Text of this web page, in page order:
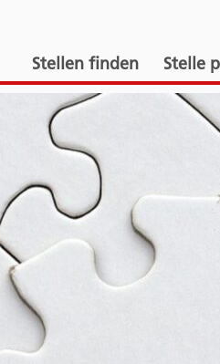
Stellen finden Stelle